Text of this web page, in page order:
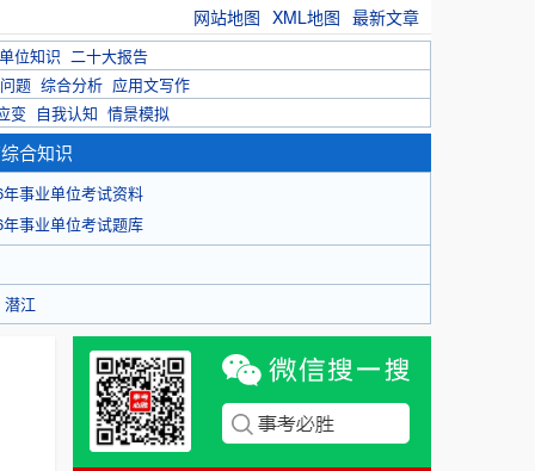
网站地图 XML地图 最新文章
位知识 二十大报告
题 综合分析 应用文写作
变 自我认知 情景模拟
合知识
年事业单位考试资料
年事业单位考试题库
潜江